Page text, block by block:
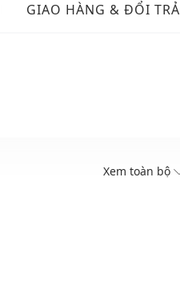
GIAO HÀNG & ĐỔI TRẢ
Xem toàn bộ